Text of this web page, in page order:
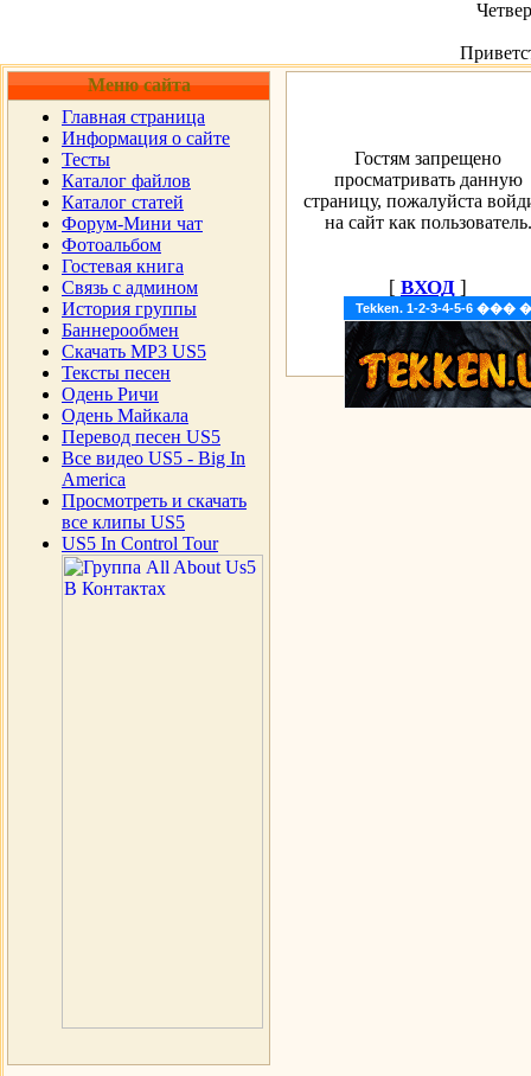
Меню сайта
Главная страница
Информация о сайте
Тесты
Каталог файлов
Каталог статей
Форум-Мини чат
Фотоальбом
Гостевая книга
Cвязь с админом
История группы
Баннерообмен
Скачать MP3 US5
Тексты песен
Одень Ричи
Одень Майкала
Перевод песен US5
Все видео US5 - Big In
America
Просмотреть и скачать
все клипы US5
US5 In Control Tour
Tekken. 1-2-3-4-5-6
Гостям запрещено
просматривать данную
страницу, пожалуйста
на сайт как пользователь.
[ ВХОД ]